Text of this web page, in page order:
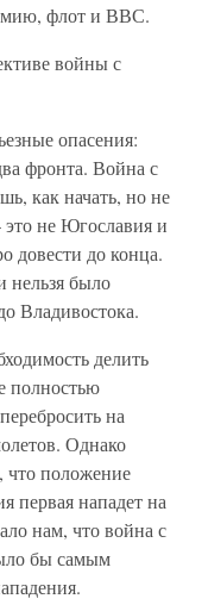
флот и ВВС.
войны с
опасения:
фронта. Война с
как начать, но не
не Югославия и
довести до конца.
нельзя было
Владивостока.
делить
полностью
на
Однако
что положение
первая нападет на
нам, что война с
бы самым